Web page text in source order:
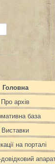
Головна
Про архів
база
Виставки
на порталі